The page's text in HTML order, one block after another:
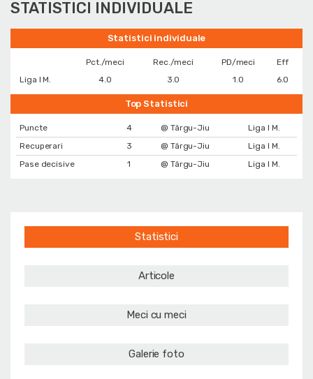
STATISTICI INDIVIDUALE
Statistici individuale
Pct./meci Rec./meci PD/meci
Eff
Liga I M.
4.0 3.0 1.0 6.0
Top Statistici
Puncte 4 @ Târgu-Jiu
Liga I M.
Recuperari
3 @ Târgu-Jiu
Liga I M.
Pase decisive
1 @ Târgu-Jiu Liga I M.
Statistici
Articole
Meci cu meci
Galerie foto